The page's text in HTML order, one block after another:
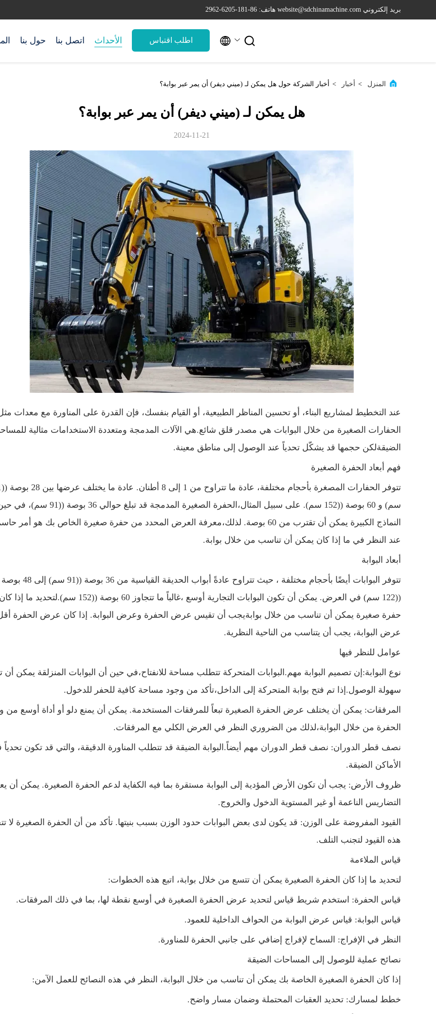
بريد إلكتروني website@sdchinamachine.com هاتف: 86-181-6205-2962
حول بنا اتصل بنا الأحداث اطلب اقتباس  
المنزل > أخبار > أخبار الشركة حول هل يمكن لـ (ميني ديفر) أن يمر عبر بوابة؟
هل يمكن لـ (ميني ديفر) أن يمر عبر بوابة؟
2024-11-21
عند التخطيط لمشاريع البناء، أو تحسين المناظر الطبيعية، أو القيام بنفسك، فإن القدرة على المناورة مع معدات
الحفارات الصغيرة من خلال البوابات هي مصدر قلق شائع.هي الآلات المدمجة ومتعددة الاستخدامات مثالية
الضيقةلكن حجمها قد يشكّل تحدياً عند الوصول إلى مناطق معينة.
فهم أبعاد الحفرة الصغيرة
تتوفر
سم) و 60 بوصة ((152 سم). على سبيل المثال،الحفرة الصغيرة المدمجة قد تبلغ
النماذج الكبيرة يمكن أن تقترب من 60 بوصة. لذلك،معرفة العرض المحدد من حفرة صغيرة الخاص بك هو أمر
عند النظر في ما إذا كان يمكن أن تناسب من خلال بوابة.
أبعاد البوابة
تتوفر البوابات أيضًا بأحجام مختلفة ، حيث تتراوح عادةً أبواب الحديقة القياسية من 36 بوصة ((91 سم) إلى 48 بوصة
((122 سم) في العرض. يمكن أن تكون البوابات التجارية أوسع ،غالباً ما تتجاوز 60 بوصة ((152 سم).لتحديد ما إذا كان
حفرة صغيرة يمكن أن تناسب من خلال بوابةيجب أن تقيس عرض الحفرة وعرض البوابة. إذا كان عرض الحفرة
عرض البوابة، يجب أن يتناسب من الناحية النظرية.
عوامل للنظر فيها
نوع البوابة:إن تصميم البوابة مهم.البوابات المتحركة تتطلب مساحة للانفتاح،في حين أن البوابات المنزلقة يمكن أن
سهولة الوصول.إذا تم فتح بوابة المتحركة إلى الداخل،تأكد من وجود مساحة كافية للحفر للدخول.
المرفقات: يمكن أن يختلف عرض الحفرة الصغيرة تبعاً للمرفقات المستخدمة. يمكن أن يمنع دلو أو أداة أوسع من
الحفرة من خلال البوابة،لذلك من الضروري النظر في العرض الكلي مع المرفقات.
نصف قطر الدوران: نصف قطر الدوران مهم أيضاً.البوابة الضيقة قد تتطلب المناورة الدقيقة، والتي قد تكون
الأماكن الضيقة.
ظروف الأرض: يجب أن تكون الأرض المؤدية إلى البوابة مستقرة بما فيه الكفاية لدعم الحفرة الصغيرة. يمكن أن
التضاريس الناعمة أو غير المستوية الدخول والخروج.
القيود المفروضة على الوزن: قد يكون لدى بعض البوابات حدود الوزن بسبب بنيتها. تأكد من أن الحفرة الصغيرة لا
هذه القيود لتجنب التلف.
قياس الملاءمة
لتحديد ما إذا كان الحفرة الصغيرة يمكن أن تتسع من خلال بوابة، اتبع هذه الخطوات:
قياس الحفرة: استخدم شريط قياس لتحديد عرض الحفرة الصغيرة في أوسع نقطة لها، بما في ذلك المرفقات.
قياس البوابة: قياس عرض البوابة من الحواف الداخلية للعمود.
النظر في الإفراج: السماح لإفراج إضافي على جانبي الحفرة للمناورة.
نصائح عملية للوصول إلى المساحات الضيقة
إذا كان الحفرة الصغيرة الخاصة بك يمكن أن تناسب من خلال البوابة، النظر في هذه النصائح للعمل الآمن:
خطط لمسارك: تحديد العقبات المحتملة وضمان مسار واضح.